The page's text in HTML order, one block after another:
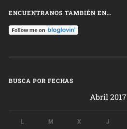
ENCUENTRANOS TAMBIÉN EN…
BUSCA POR FECHAS
Abril 2017
L M X J